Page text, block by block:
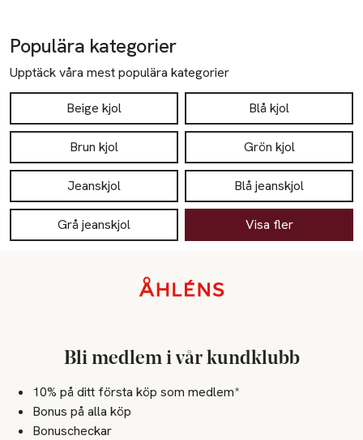
Populära kategorier
Upptäck våra mest populära kategorier
Beige kjol Blå kjol
Brun kjol Grön kjol
Jeanskjol Blå jeanskjol
Grå jeanskjol Visa fler
Bli medlem i vår kundklubb
10% på ditt första köp som medlem*
Bonus på alla köp
Bonuscheckar